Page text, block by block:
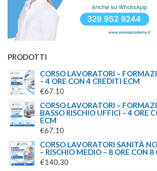
PRODOTTI
CORSO LAVORATORI –
– 4 ORE CON 4 CREDITI ECM
€67.10
CORSO LAVORATORI –
BASSO RISCHIO UFFICI – 4 ORE
ECM
€67.10
CORSO LAVORATORI SANITÀ
– RISCHIO MEDIO – 8 ORE CON 8
€140.30